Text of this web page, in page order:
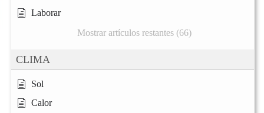
Laborar
Mostrar artículos restantes (66)
CLIMA
Sol
Calor